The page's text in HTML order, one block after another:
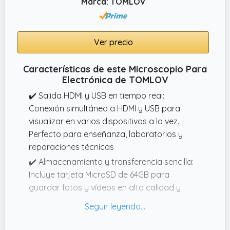
✔️ Vídeo 1080P y fotos de 20MP: Captura
imágenes y vídeos de alta resolución con
gran nivel de detalle. Incluye tarjeta SD de
64GB para guardar y compartir tus
✔️ Iluminación ajustable profesional: 8 luces
LED regulables y 2 luces auxiliares tipo cuello
de cisne para una iluminación uniforme y
detallada en cualquier entorno
Ver precio
Características de este Microscopio Para
Electrónica de TOMLOV
✔️ Salida HDMI y USB en tiempo real:
Conexión simultánea a HDMI y USB para
visualizar en varios dispositivos a la vez.
Perfecto para enseñanza, laboratorios y
reparaciones técnicas
✔️ Almacenamiento y transferencia sencilla:
Incluye tarjeta MicroSD de 64GB para
guardar fotos y vídeos en alta calidad y